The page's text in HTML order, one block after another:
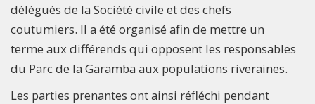
délégués de la Société civile et des chefs
coutumiers. Il a été organisé afin de mettre un
terme aux différends qui opposent les responsables
du Parc de la Garamba aux populations riveraines.
Les parties prenantes ont ainsi réfléchi pendant